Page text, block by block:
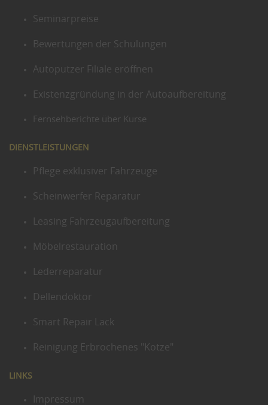
Seminarpreise
Bewertungen der Schulungen
Autoputzer Filiale eröffnen
Existenzgründung in der Autoaufbereitung
Fernsehberichte über Kurse
DIENSTLEISTUNGEN
Pflege exklusiver Fahrzeuge
Scheinwerfer Reparatur
Leasing Fahrzeugaufbereitung
Möbelrestauration
Lederreparatur
Dellendoktor
Smart Repair Lack
Reinigung Erbrochenes "Kotze"
LINKS
Impressum